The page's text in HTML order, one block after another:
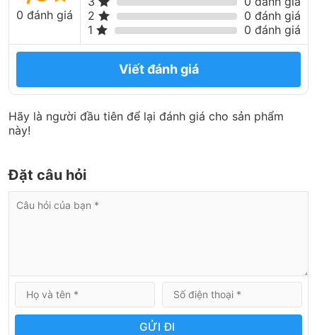
0 đánh giá
2
0 đánh giá
1
0 đánh giá
Viết đánh giá
Hãy là người đầu tiên để lại đánh giá cho sản phẩm
này!
Đặt câu hỏi
GỬI ĐI